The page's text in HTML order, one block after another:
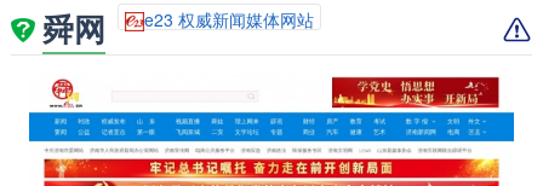
舜网 e23 权威新闻媒体网站